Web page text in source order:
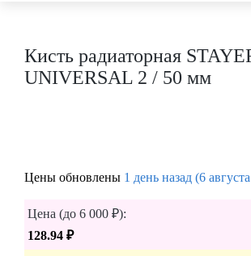
Кисть радиаторная
UNIVERSAL 2 / 50 мм
Цены обновлены 1 день назад (6
Цена (до 6 000 ₽):
128.94 ₽